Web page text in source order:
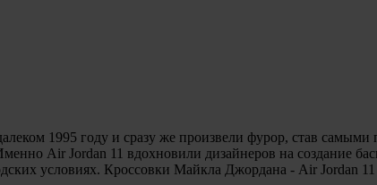
1995 году и сразу же произвели фурор, став
Air Jordan 11 вдохновили дизайнеров на создание
условиях. Кроссовки Майкла Джордана - Air Jordan